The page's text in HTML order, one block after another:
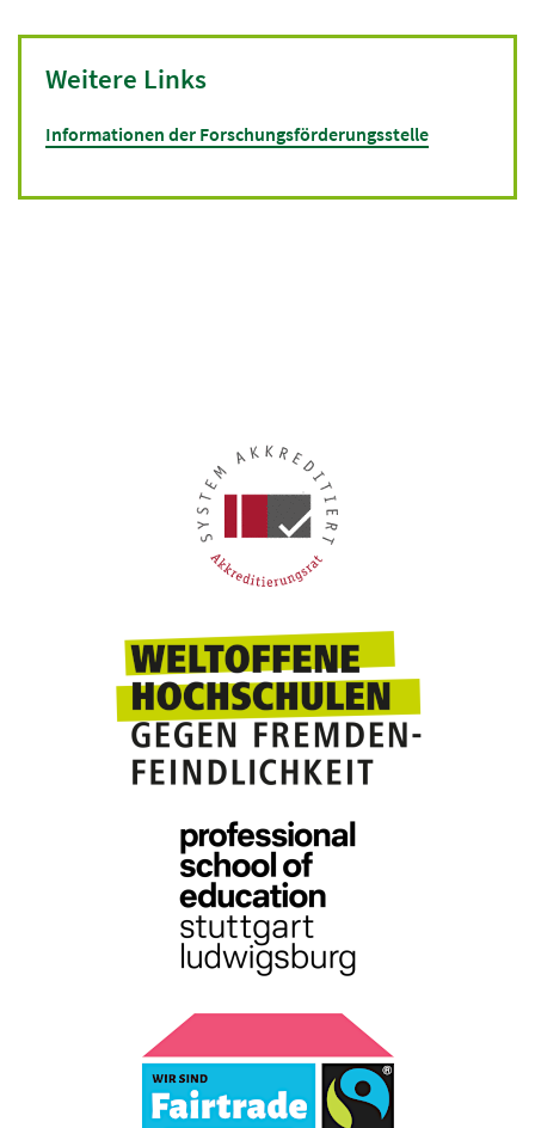
Weitere Links
Informationen der Forschungsförderungsstelle